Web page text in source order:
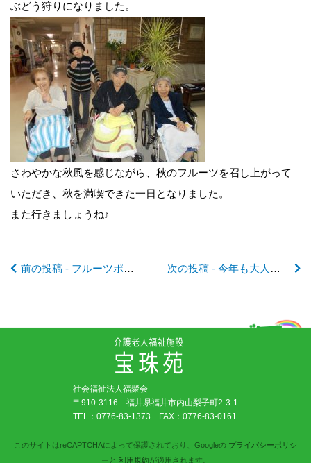
ぶどう狩りになりました。
さわやかな秋風を感じながら、秋のフルーツを召し上がって
いただき、秋を満喫できた一日となりました。
また行きましょうね♪
前
後
の
記
へ
ク
前の投稿 - フルーツポンチの楽しみが２倍に♡♡ 次の投稿 - 今年も大人気です☆☆
社会福祉法人福聚会
〒910-3116 福井県福井市内山梨子町2-3-1
TEL： 0776-83-1373 FAX：0776-83-0161
このサイトはreCAPTCHAによって保護されており、Googleの プライバシーポリシ
ー と 利用規約が適用されます。